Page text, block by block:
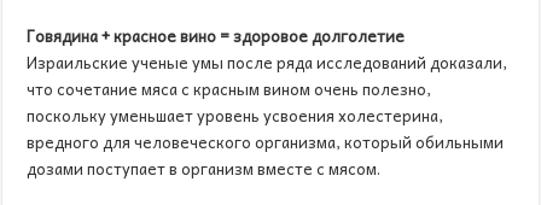
Говядина + красное вино = здоровое долголетие
Израильские ученые умы после ряда исследований доказали,
что сочетание мяса с красным вином очень полезно,
поскольку уменьшает уровень усвоения холестерина,
вредного для человеческого организма, который обильными
дозами поступает в организм вместе с мясом.